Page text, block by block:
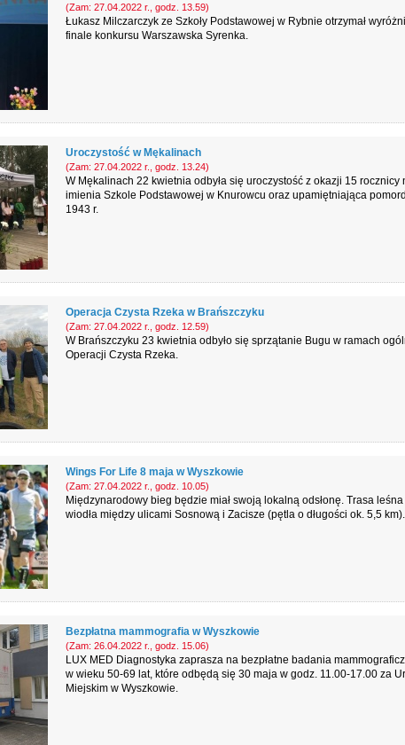
(Zam: 27.04.2022 r., godz. 13.59)
Łukasz Milczarczyk ze Szkoły Podstawowej w Rybnie otrzymał
finale konkursu Warszawska Syrenka.
Uroczystość w Mękalinach
(Zam: 27.04.2022 r., godz. 13.24)
W Mękalinach 22 kwietnia odbyła się uroczystość z okazji 15 rocznicy
imienia Szkole Podstawowej w Knurowcu oraz upamiętniająca
1943 r.
Operacja Czysta Rzeka w Brańszczyku
(Zam: 27.04.2022 r., godz. 12.59)
W Brańszczyku 23 kwietnia odbyło się sprzątanie Bugu w ramach
Operacji Czysta Rzeka.
Wings For Life 8 maja w Wyszkowie
(Zam: 27.04.2022 r., godz. 10.05)
Międzynarodowy bieg będzie miał swoją lokalną odsłonę. Trasa
wiodła między ulicami Sosnową i Zacisze (pętla o długości ok. 5,5 km).
Bezpłatna mammografia w Wyszkowie
(Zam: 26.04.2022 r., godz. 15.06)
LUX MED Diagnostyka zaprasza na bezpłatne badania
w wieku 50-69 lat, które odbędą się 30 maja w godz. 11.00-17.00 za
Miejskim w Wyszkowie.